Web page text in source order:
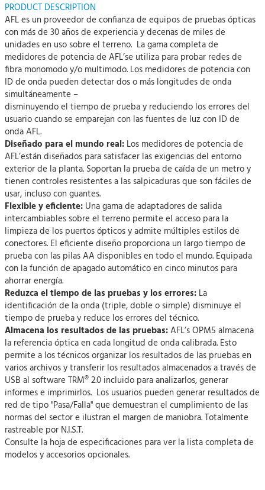
PRODUCT DESCRIPTION
AFL es un proveedor de confianza de equipos de pruebas ópticas
con más de 30 años de experiencia y decenas de miles de
unidades en uso sobre el terreno. La gama completa de
medidores de potencia de AFL’se utiliza para probar redes de
fibra monomodo y/o multimodo. Los medidores de potencia con
ID de onda pueden detectar dos o más longitudes de onda
simultáneamente –
disminuyendo el tiempo de prueba y reduciendo los errores del
usuario cuando se emparejan con las fuentes de luz con ID de
onda AFL.
Diseñado para el mundo real: Los medidores de potencia de
AFL’están diseñados para satisfacer las exigencias del entorno
exterior de la planta. Soportan la prueba de caída de un metro y
tienen controles resistentes a las salpicaduras que son fáciles de
usar, incluso con guantes.
Flexible y eficiente: Una gama de adaptadores de salida
intercambiables sobre el terreno permite el acceso para la
limpieza de los puertos ópticos y admite múltiples estilos de
conectores. El eficiente diseño proporciona un largo tiempo de
prueba con las pilas AA disponibles en todo el mundo. Equipada
con la función de apagado automático en cinco minutos para
ahorrar energía.
Reduzca el tiempo de las pruebas y los errores: La
identificación de la onda (triple, doble o simple) disminuye el
tiempo de prueba y reduce los errores del técnico.
Almacena los resultados de las pruebas:AFL’s OPM5 almacena
la referencia óptica en cada longitud de onda calibrada. Esto
permite a los técnicos organizar los resultados de las pruebas en
varios archivos y transferir los resultados almacenados a través de
USB al software TRM® 2.0 incluido para analizarlos, generar
informes e imprimirlos. Los usuarios pueden generar resultados de
red de tipo "Pasa/Falla" que demuestran el cumplimiento de las
normas del sector e ilustran el margen de maniobra. Totalmente
rastreable por N.I.S.T.
Consulte la hoja de especificaciones para ver la lista completa de
modelos y accesorios opcionales.